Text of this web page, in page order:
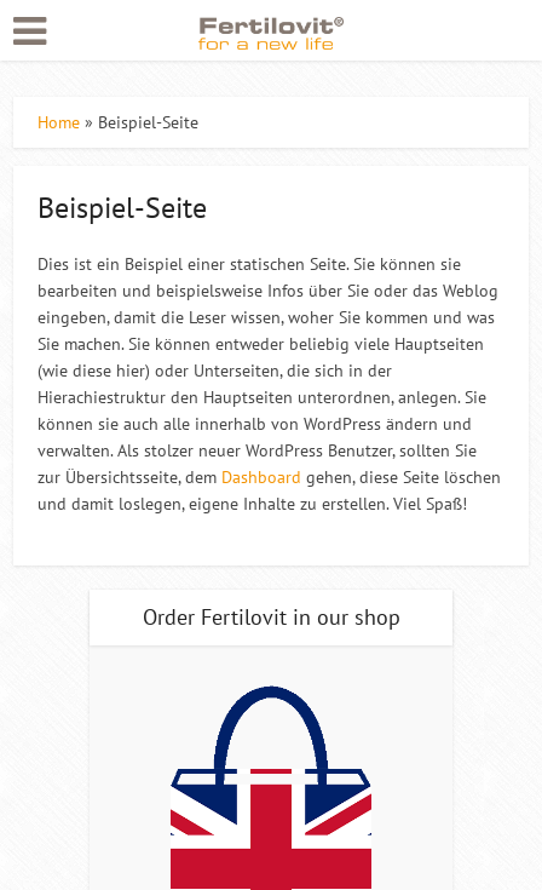
Home » Beispiel-Seite
Beispiel-Seite
Dies ist ein Beispiel einer statischen Seite. Sie können sie
bearbeiten und beispielsweise Infos über Sie oder das Weblog
eingeben, damit die Leser wissen, woher Sie kommen und was
Sie machen. Sie können entweder beliebig viele Hauptseiten
(wie diese hier) oder Unterseiten, die sich in der
Hierachiestruktur den Hauptseiten unterordnen, anlegen. Sie
können sie auch alle innerhalb von WordPress ändern und
verwalten. Als stolzer neuer WordPress Benutzer, sollten Sie
zur Übersichtsseite, dem Dashboard gehen, diese Seite löschen
und damit loslegen, eigene Inhalte zu erstellen. Viel Spaß!
Order Fertilovit in our shop